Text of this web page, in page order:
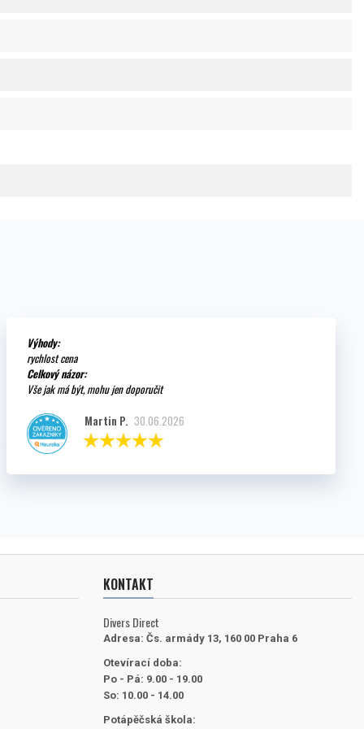
Výhody:
rychlost cena
Celkový názor:
Vše jak má být, mohu jen doporučit
Martin P. 30.06.2026
KONTAKT
Divers Direct
Adresa: Čs. armády 13, 160 00 Praha 6
Otevírací doba:
Po - Pá: 9.00 - 19.00
So: 10.00 - 14.00
Potápěčská škola: